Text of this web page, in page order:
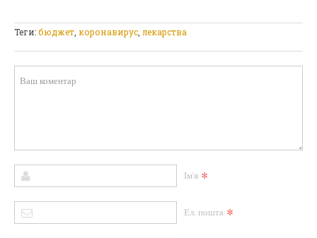
Теги:бюджет коронавирус лекарства
Ім'я *
Ел. пошта *